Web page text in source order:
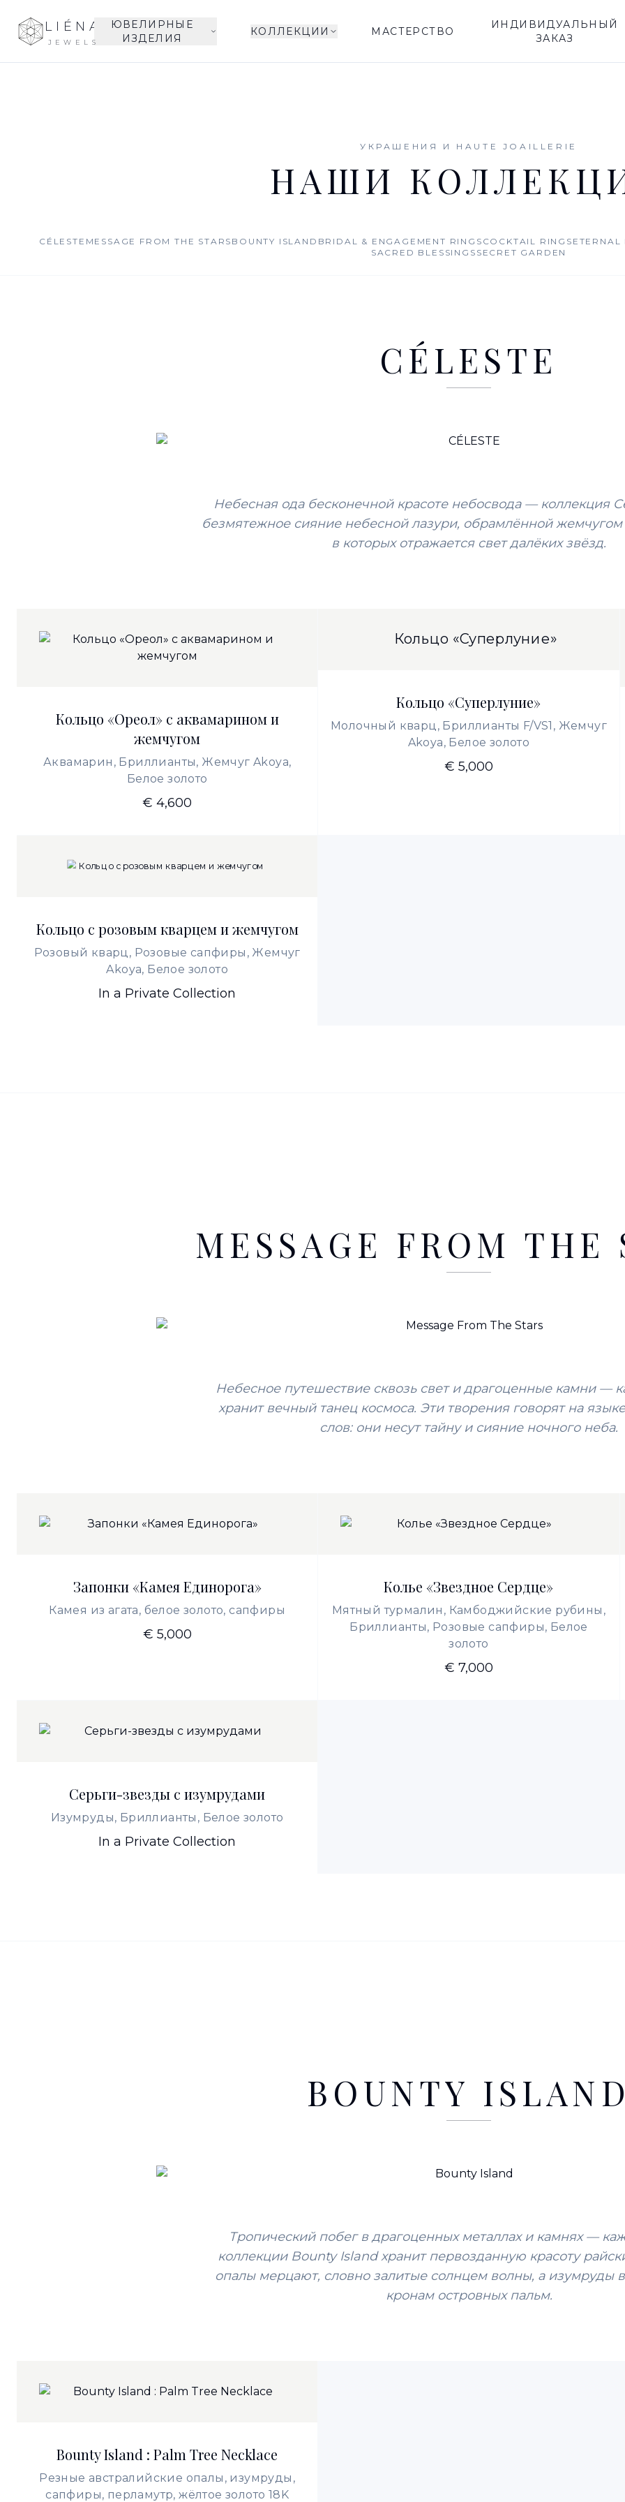
LIÉNA
JEWELS
ЮВЕЛИРНЫЕ
ИЗДЕЛИЯ
КОЛЛЕКЦИИ МАСТЕРСТВО
ИНДИВИДУАЛЬНЫЙ
ЗАКАЗ
УКРАШЕНИЯ И HAUTE JOAILLERIE
НАШИ
CÉLESTE MESSAGE FROM THE STARS BOUNTY ISLAND BRIDAL & ENGAGEMENT RINGS COCKTAIL RINGS ETERNAL
SACRED BLESSINGS SECRET GARDEN
CÉLESTE
Небесная ода бесконечной красоте небосвода — коллекция
безмятежное сияние небесной лазури, обрамлённой
в которых отражается свет далёких звёзд.
Кольцо «Ореол» с аквамарином и
жемчугом
Аквамарин, Бриллианты, Жемчуг Akoya,
Белое золото
€ 4,600
Кольцо «Суперлуние»
Молочный кварц, Бриллианты F/VS1, Жемчуг
Akoya, Белое золото
€ 5,000
Кольцо с розовым кварцем и жемчугом
Розовый кварц, Розовые сапфиры, Жемчуг
Akoya, Белое золото
In a Private Collection
MESSAGE FROM THE
Небесное путешествие сквозь свет и драгоценные камни —
хранит вечный танец космоса. Эти творения говорят на
слов: они несут тайну и сияние ночного неба.
Запонки «Камея Единорога»
Камея из агата, белое золото, сапфиры
€ 5,000
Колье «Звездное Сердце»
Мятный турмалин, Камбоджийские рубины,
Бриллианты, Розовые сапфиры, Белое
золото
€ 7,000
Серьги-звезды с изумрудами
Изумруды, Бриллианты, Белое золото
In a Private Collection
BOUNTY ISLAND
Тропический побег в драгоценных металлах и камнях —
коллекции Bounty Island хранит первозданную красоту
опалы мерцают, словно залитые солнцем волны, а изумруды
кронам островных пальм.
Bounty Island : Palm Tree Necklace
Резные австралийские опалы, изумруды,
сапфиры, перламутр, жёлтое золото 18K